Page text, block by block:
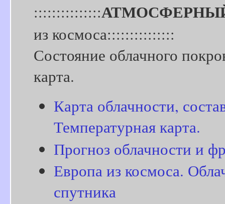
:::::::::::::::
из космоса:::::::::::::::
Состояние облачного
карта.
Карта облачности,
Температурная карта.
Прогноз облачности и
Европа из космоса.
спутника